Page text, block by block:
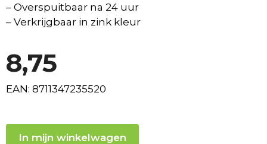
– Overspuitbaar na 24 uur
– Verkrijgbaar in zink kleur
8,75
EAN: 8711347235520
In mijn winkelwagen